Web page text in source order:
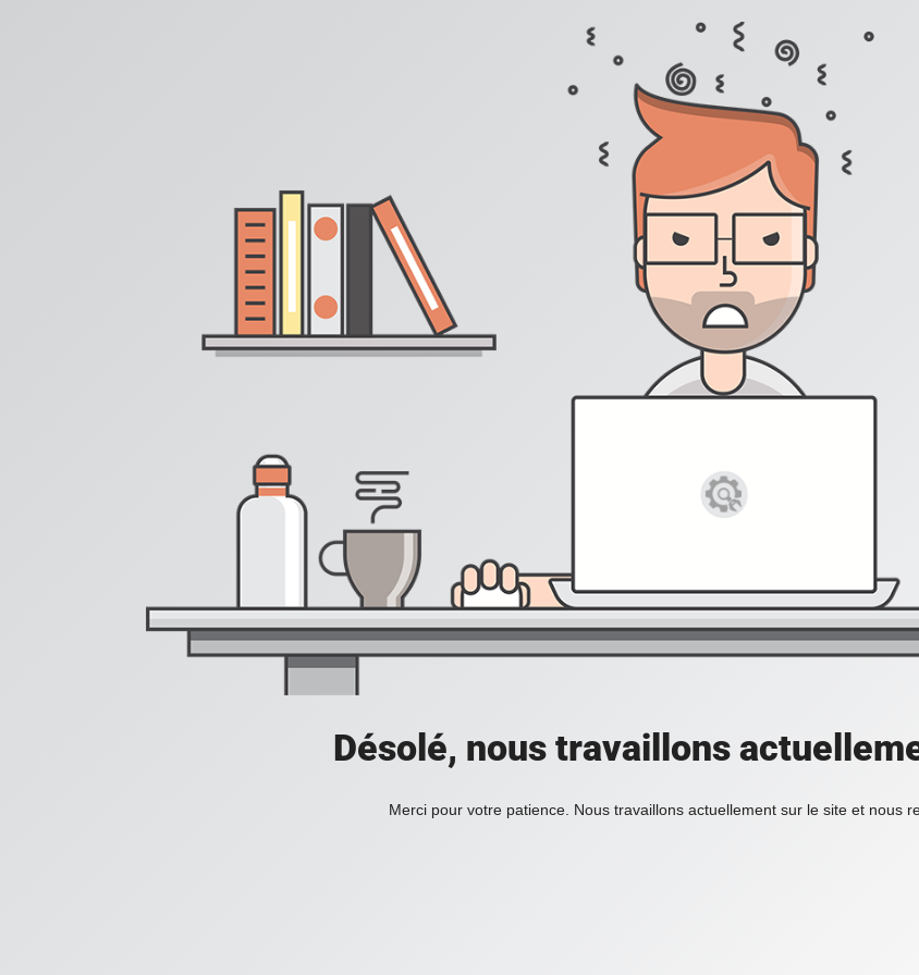
Désolé, nous travaillons
Merci pour votre patience. Nous travaillons actuellement sur le site et nous